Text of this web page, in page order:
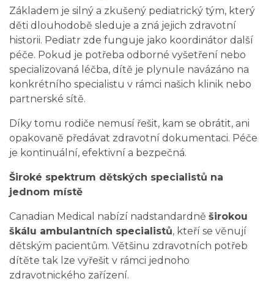
Základem je silný a zkušený pediatrický tým, který
děti dlouhodobě sleduje a zná jejich zdravotní
historii. Pediatr zde funguje jako koordinátor další
péče. Pokud je potřeba odborné vyšetření nebo
specializovaná léčba, dítě je plynule navázáno na
konkrétního specialistu v rámci našich klinik nebo
partnerské sítě.
Díky tomu rodiče nemusí řešit, kam se obrátit, ani
opakovaně předávat zdravotní dokumentaci. Péče
je kontinuální, efektivní a bezpečná.
Široké spektrum dětských specialistů na
jednom místě
Canadian Medical nabízí nadstandardně širokou
škálu ambulantních specialistů, kteří se věnují
dětským pacientům. Většinu zdravotních potřeb
dítěte tak lze vyřešit v rámci jednoho
zdravotnického zařízení.